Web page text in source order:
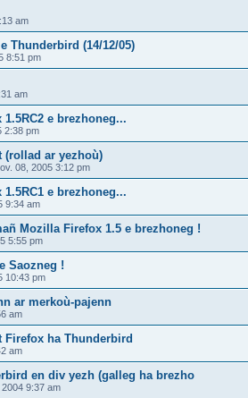
am
Thunderbird (14/12/05)
8:51 pm
am
e brezhoneg...
2:38 pm
ar yezhoù)
08, 2005 3:12 pm
e brezhoneg...
9:34 am
Mozilla Firefox 1.5 e brezhoneg !
5:55 pm
Saozneg !
10:43 pm
ar merkoù-pajenn
am
Firefox ha Thunderbird
am
en div yezh (galleg ha brezho
9:37 am